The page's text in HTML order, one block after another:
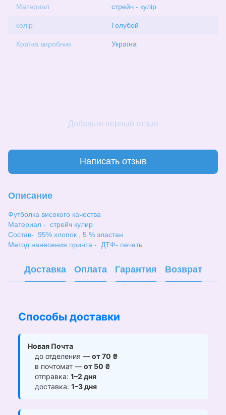
Материал стрейч - кулір
колір Голубой
Країна виробник Україна
Добавьте первый отзыв
Написать отзыв
Описание
Футболка високого качества
Материал - стрейч кулир
Состав- 95% хлопок , 5 % эластан
Метод нанесения принта - ДТФ- печать
Доставка Оплата Гарантия Возврат
Способы доставки
Новая Почта
до отделения — от 70 ₴
в почтомат — от 50 ₴
отправка: 1–2 дня
доставка: 1–3 дня